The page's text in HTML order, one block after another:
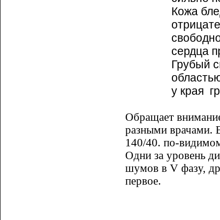
Кожа
сердца
Грубый
у края
Обращает
разными врачами.
140/40. по-
Одни за уровень
шумов в V фазу,
первое.